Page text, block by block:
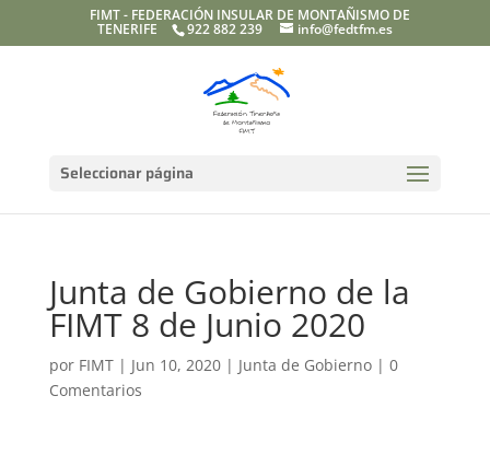
FIMT - FEDERACIÓN INSULAR DE MONTAÑISMO DE
TENERIFE 922 882 239 info@fedtfm.es
Seleccionar página
Junta de Gobierno de la
FIMT 8 de Junio 2020
por FIMT| Jun 10, 2020| Junta de Gobierno| 0
Comentarios